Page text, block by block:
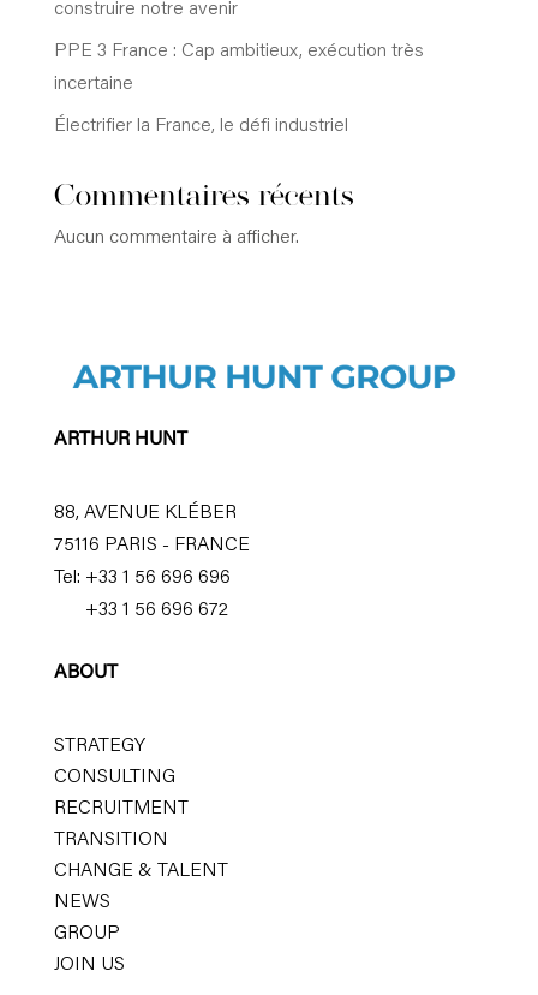
construire notre avenir
PPE 3 France : Cap ambitieux, exécution très
incertaine
Électrifier la France, le défi industriel
Commentaires récents
Aucun commentaire à afficher.
ARTHUR HUNT
88, AVENUE KLÉBER
75116 PARIS - FRANCE
Tel: +33 1 56 696 696
+33 1 56 696 672
ABOUT
STRATEGY
CONSULTING
RECRUITMENT
TRANSITION
CHANGE & TALENT
NEWS
GROUP
JOIN US